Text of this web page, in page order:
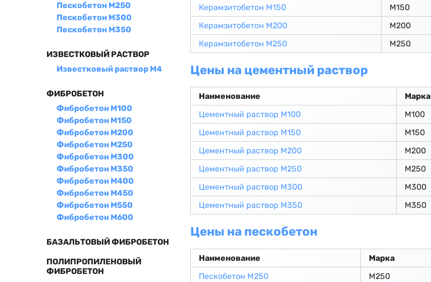
Пескобетон М250
Пескобетон М300
Пескобетон М350
ИЗВЕСТКОВЫЙ РАСТВОР
Известковый раствор М4
ФИБРОБЕТОН
Фибробетон М100
Фибробетон М150
Фибробетон М200
Фибробетон М250
Фибробетон М300
Фибробетон М350
Фибробетон М400
Фибробетон М450
Фибробетон М550
Фибробетон М600
БАЗАЛЬТОВЫЙ ФИБРОБЕТОН
ПОЛИПРОПИЛЕНОВЫЙ
ФИБРОБЕТОН
Керамзитобетон М150
М150
Керамзитобетон М200
М200
Керамзитобетон М250
М250
Цены на цементный раствор
Наименование Марка
Цементный раствор М100
М100
Цементный раствор М150
М150
Цементный раствор М200
М200
Цементный раствор М250
М250
Цементный раствор М300
М300
Цементный раствор М350
М350
Цены на пескобетон
Наименование Марка
Пескобетон М250
М250